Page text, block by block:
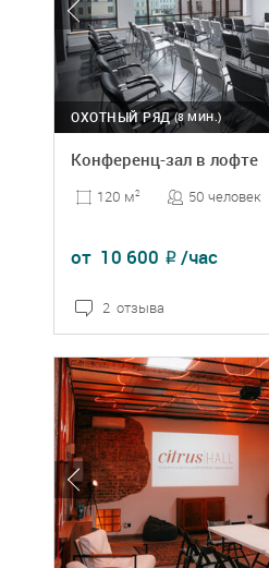
(8 МИН.)
ОХОТНЫЙ РЯД
Конференц-зал в лофте
120 м2 50 человек
от 10 600 ₽ /час
2 отзыва